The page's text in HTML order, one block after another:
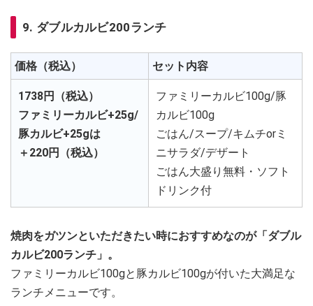
9. ダブルカルビ200ランチ
価格（税込） セット内容
1738円（税込）
ファミリーカルビ+25g/
豚カルビ+25gは
＋220円（税込）
ファミリーカルビ100g/豚
カルビ100g
ごはん/スープ/キムチorミ
ニサラダ/デザート
ごはん大盛り無料・ソフト
ドリンク付
焼肉をガツンといただきたい時におすすめなのが「ダブル
カルビ200ランチ」。
ファミリーカルビ100gと豚カルビ100gが付いた大満足な
ランチメニューです。